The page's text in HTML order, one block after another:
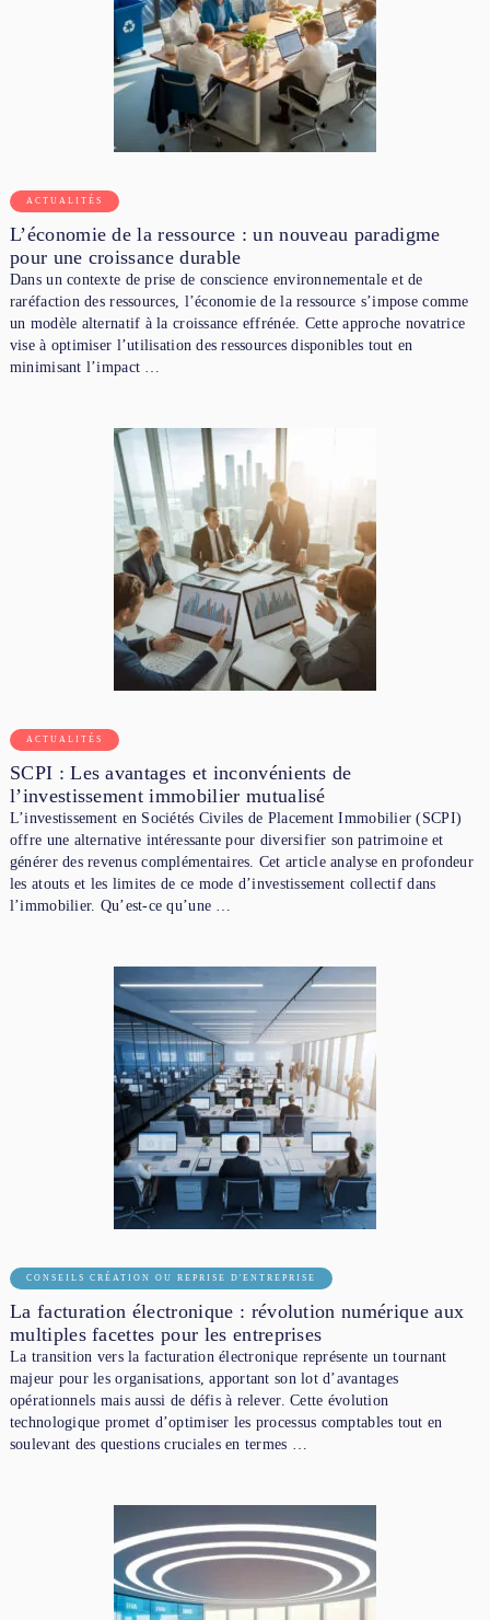
ACTUALITÉS
L’économie de la ressource : un nouveau paradigme
pour une croissance durable
Dans un contexte de prise de conscience environnementale et de
raréfaction des ressources, l’économie de la ressource s’impose comme
un modèle alternatif à la croissance effrénée. Cette approche novatrice
vise à optimiser l’utilisation des ressources disponibles tout en
minimisant l’impact …
ACTUALITÉS
SCPI : Les avantages et inconvénients de
l’investissement immobilier mutualisé
L’investissement en Sociétés Civiles de Placement Immobilier (SCPI)
offre une alternative intéressante pour diversifier son patrimoine et
générer des revenus complémentaires. Cet article analyse en profondeur
les atouts et les limites de ce mode d’investissement collectif dans
l’immobilier. Qu’est-ce qu’une …
CONSEILS CRÉATION OU REPRISE D'ENTREPRISE
La facturation électronique : révolution numérique aux
multiples facettes pour les entreprises
La transition vers la facturation électronique représente un tournant
majeur pour les organisations, apportant son lot d’avantages
opérationnels mais aussi de défis à relever. Cette évolution
technologique promet d’optimiser les processus comptables tout en
soulevant des questions cruciales en termes …